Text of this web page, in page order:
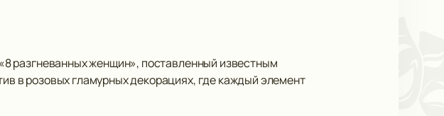
разгневанных женщин», поставленный известным
в розовых гламурных декорациях, где каждый элемент